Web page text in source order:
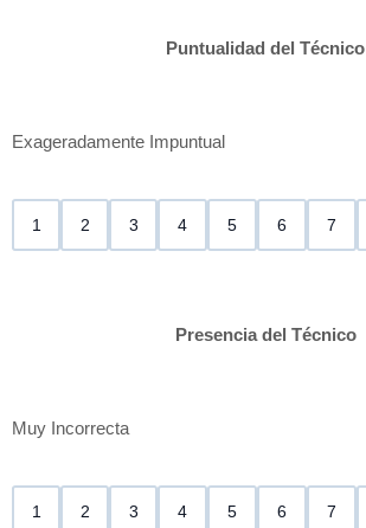
Puntualidad del Técnico
Exageradamente Impuntual
1 2 3 4 5 6 7
Presencia del Técnico
Muy Incorrecta
1 2 3 4 5 6 7